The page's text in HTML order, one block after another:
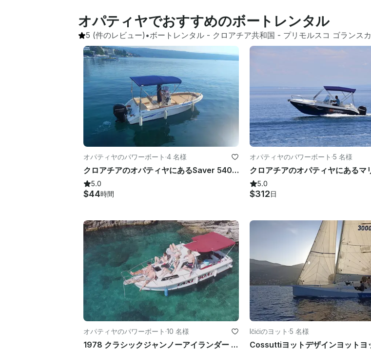
オパティヤでおすすめのボートレンタル
5 (件のレビュー) •ボートレンタル - クロアチア共和国 - プリモルスコ ゴランスカ
オパティヤのパワーボート ·4 名様
クロアチアのオパティヤにあるSaver 540センターコンソールを予約する
5.0
$44時間
オパティヤのパワーボート ·5 名様
5.0
$312日
オパティヤのパワーボート ·10 名様
1978 クラシックジャンノーアイランダー 750 オパティヤのタクシーチャーター
Ičićiのヨット ·5 名様